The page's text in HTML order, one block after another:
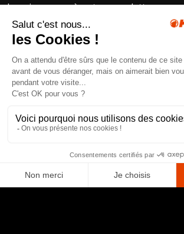
Inscrivez-vous à notre newsletter pour
gratuitement nos conseils d’experts
toujours au top !
En cochant cette case, j’accepte de
confidentialité.
© Kerwood 2025. Création et